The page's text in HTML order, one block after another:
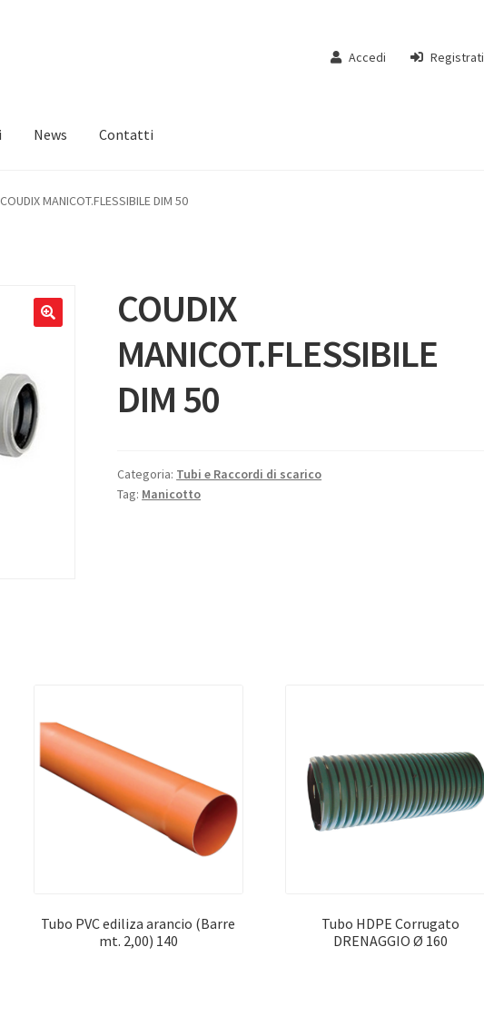
Accedi Registrati
News Contatti
COUDIX MANICOT.FLESSIBILE DIM 50
COUDIX
MANICOT.FLESSIBILE
DIM 50
Categoria: Tubi e Raccordi di scarico
Tag: Manicotto
Tubo PVC ediliza arancio (Barre
mt. 2,00) 140
Tubo HDPE Corrugato
DRENAGGIO Ø 160